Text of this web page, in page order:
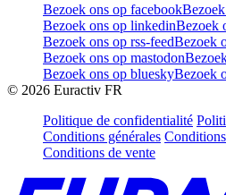
Bezoek ons op facebook
Bezoek ons op linkedinBezoek
Bezoek ons op rss-feedBezoek
Bezoek ons op mastodon
Bezoek ons op blueskyBezoek
© 2026 Euractiv FR
Politique de confidentialité
Conditions générales
Conditions de vente